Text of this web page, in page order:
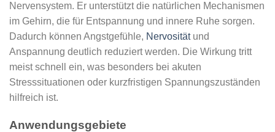
Nervensystem. Er unterstützt die natürlichen Mechanismen
im Gehirn, die für Entspannung und innere Ruhe sorgen.
Dadurch können Angstgefühle, Nervositätund
Anspannung deutlich reduziert werden. Die Wirkung tritt
meist schnell ein, was besonders bei akuten
Stresssituationen oder kurzfristigen Spannungszuständen
hilfreich ist.
Anwendungsgebiete